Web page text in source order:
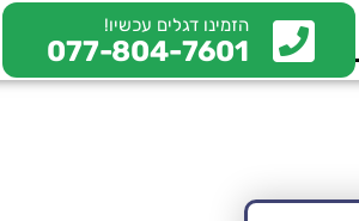
הזמינו דגלים עכשיו!
077-804-7601